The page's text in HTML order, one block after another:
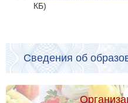
КБ)
Сведения об